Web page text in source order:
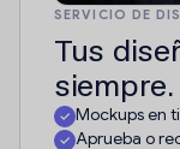
SERVICIO DE
Tus
siempre.
Mockups en
Aprueba o